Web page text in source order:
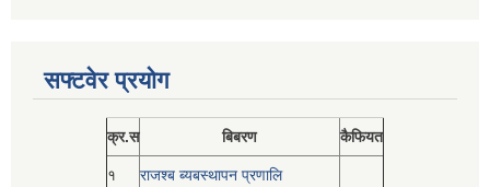
सफ्टवेर प्रयोग
क्र.स बिबरण कैफियत
१ राजश्ब ब्यबस्थापन प्रणालि